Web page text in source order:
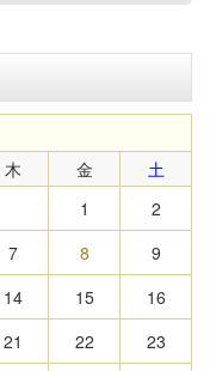
木 金
土
1
2
7 8
9
14 15
16
21 22
23